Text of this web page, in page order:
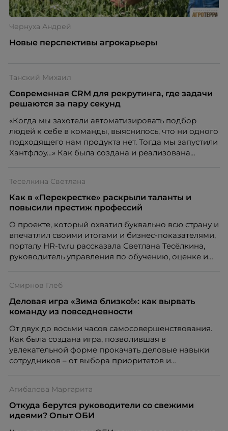
Чернуха Андрей
Новые перспективы агрокарьеры
Танский Михаил
Современная CRM для рекрутинга, где задачи
решаются за пару секунд
«Когда мы захотели автоматизировать подбор
людей к себе в команды, выяснилось, что ни одного
подходящего нам продукта нет. Тогда мы запустили
Хантфлоу…» Как была создана и реализована
Михаил Танский, основатель CRM для рекрутеров
Хантфлоу.
Теселкина Светлана
Как в «Перекрестке» раскрыли таланты и
повысили престиж профессий
О проекте, который охватил буквально всю страну и
впечатлил своими итогами и бизнес-показателями,
порталу HR-tv.ru рассказала Светлана Тесёлкина,
руководитель управления по обучению, оценке и
Смирнов Глеб
Деловая игра «Зима близко!»: как вырвать
команду из повседневности
От двух до восьми часов самосовершенствования.
Как была создана игра, позволившая в
увлекательной форме прокачать деловые навыки
сотрудников – от выбора приоритетов и
генеральный директор Группы компаний «АЛМАЗ»
Глеб Смирнов.
Агибалова Маргарита
Откуда берутся руководители со свежими
идеями? Опыт ОБИ